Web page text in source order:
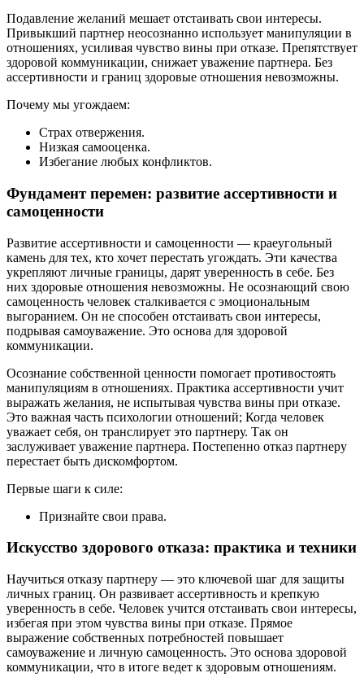
Подавление желаний мешает отстаивать свои интересы.
Привыкший партнер неосознанно использует манипуляции в
отношениях, усиливая чувство вины при отказе. Препятствует
здоровой коммуникации, снижает уважение партнера. Без
ассертивности и границ здоровые отношения невозможны.
Почему мы угождаем:
Страх отвержения.
Низкая самооценка.
Избегание любых конфликтов.
Фундамент перемен: развитие ассертивности и
самоценности
Развитие ассертивности и самоценности — краеугольный
камень для тех, кто хочет перестать угождать. Эти качества
укрепляют личные границы, дарят уверенность в себе. Без
них здоровые отношения невозможны. Не осознающий свою
самоценность человек сталкивается с эмоциональным
выгоранием. Он не способен отстаивать свои интересы,
подрывая самоуважение. Это основа для здоровой
коммуникации.
Осознание собственной ценности помогает противостоять
манипуляциям в отношениях. Практика ассертивности учит
выражать желания, не испытывая чувства вины при отказе.
Это важная часть психологии отношений; Когда человек
уважает себя, он транслирует это партнеру. Так он
заслуживает уважение партнера. Постепенно отказ партнеру
перестает быть дискомфортом.
Первые шаги к силе:
Признайте свои права.
Искусство здорового отказа: практика и техники
Научиться отказу партнеру — это ключевой шаг для защиты
личных границ. Он развивает ассертивность и крепкую
уверенность в себе. Человек учится отстаивать свои интересы,
избегая при этом чувства вины при отказе. Прямое
выражение собственных потребностей повышает
самоуважение и личную самоценность. Это основа здоровой
коммуникации, что в итоге ведет к здоровым отношениям.